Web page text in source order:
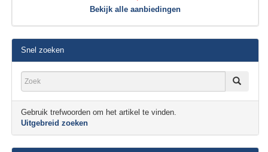
Bekijk alle aanbiedingen
Snel zoeken
Gebruik trefwoorden om het artikel te vinden.
Uitgebreid zoeken